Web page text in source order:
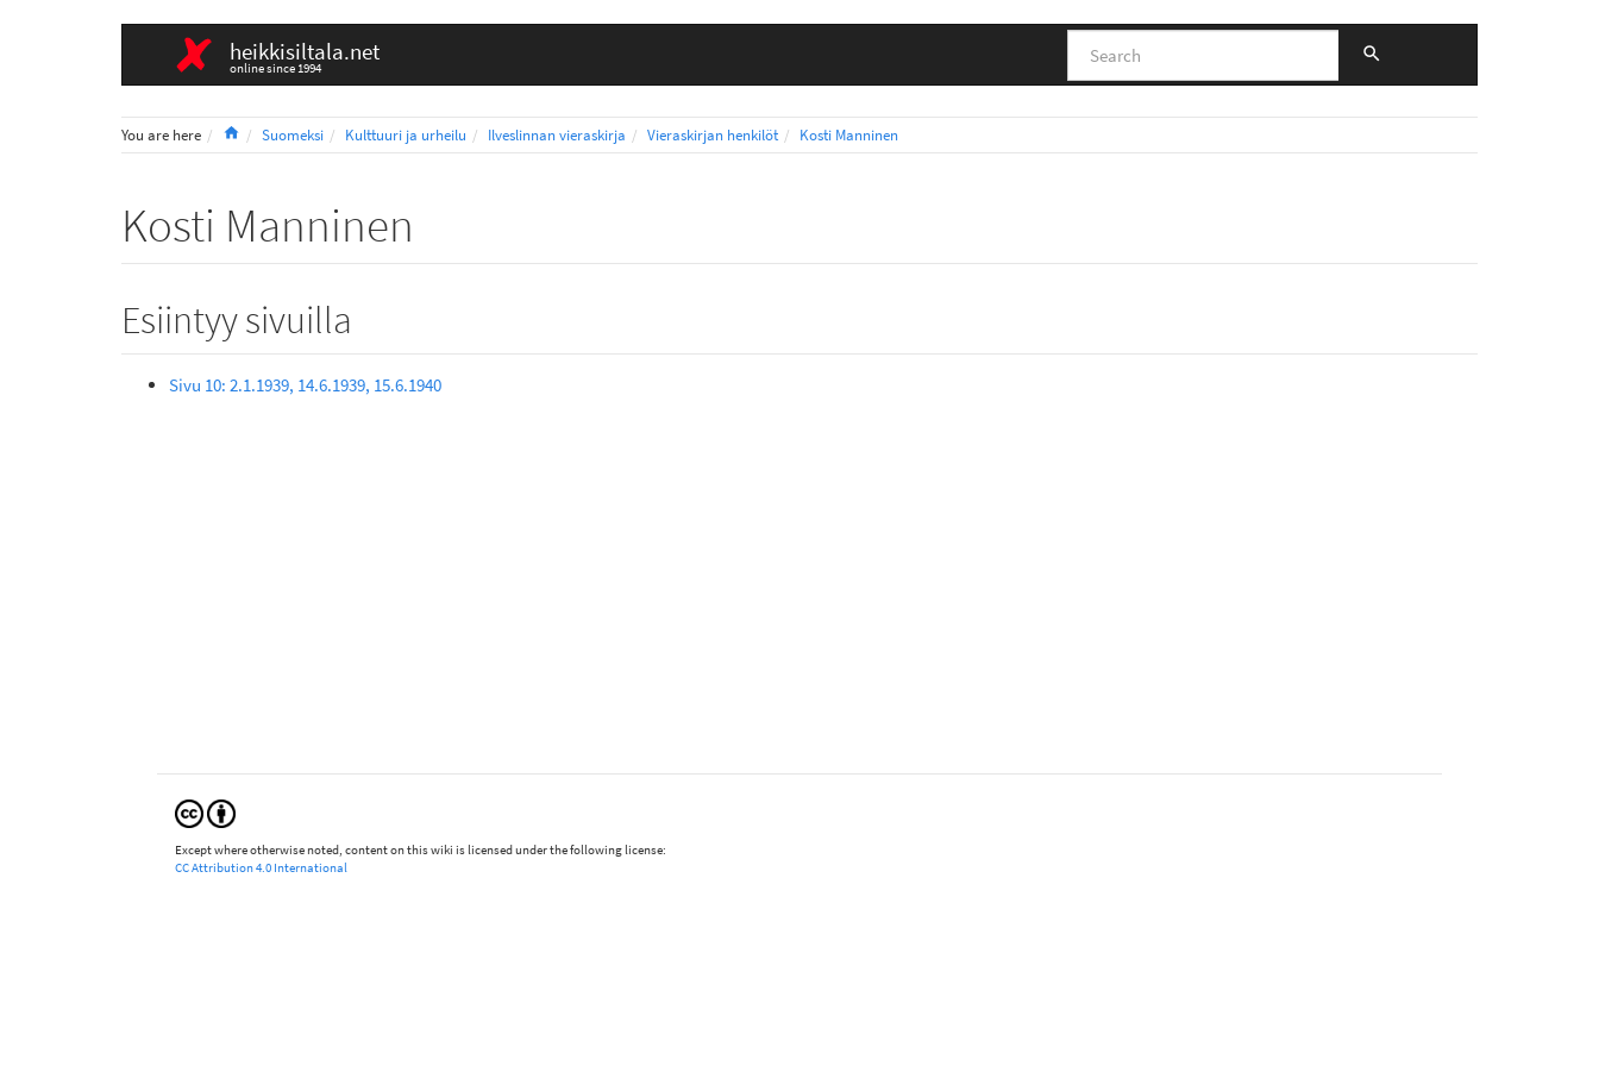
heikkisiltala.net
online since 1994
You are here HomeSuomeksi Kulttuuri ja urheilu Ilveslinnan vieraskirja Vieraskirjan henkilöt Kosti Manninen
Kosti Manninen
Esiintyy sivuilla
Sivu 10: 2.1.1939, 14.6.1939, 15.6.1940
Except where otherwise noted, content on this wiki is licensed under the following license:
CC Attribution 4.0 International